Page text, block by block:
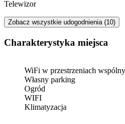
Telewizor
Zobacz wszystkie udogodnienia (10)
Charakterystyka miejsca
WiFi w przestrzeniach
Własny parking
Ogród
WIFI
Klimatyzacja